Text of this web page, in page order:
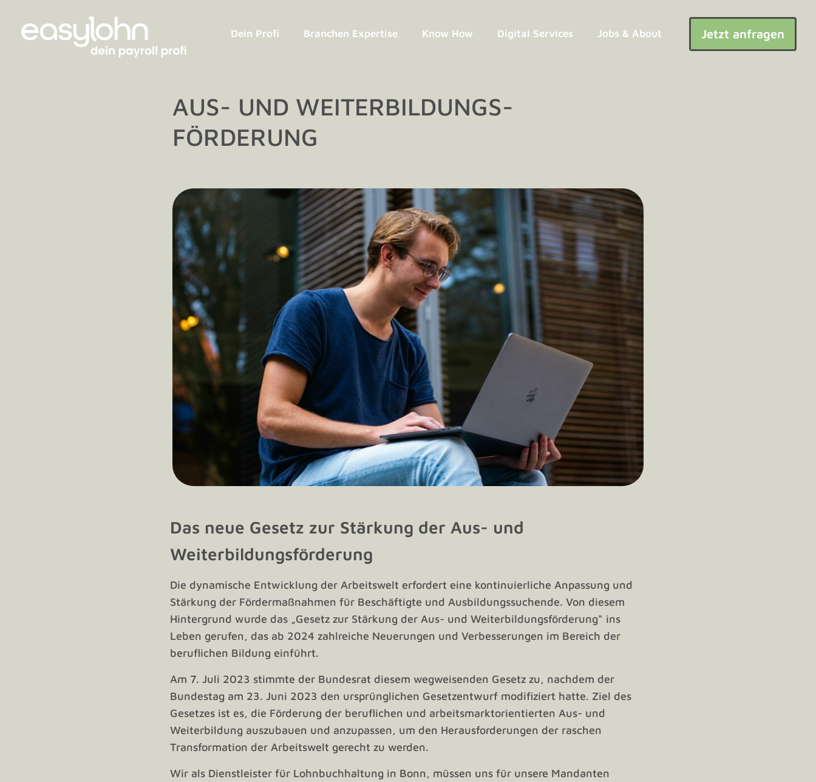
Dein Profi Branchen Expertise Know How Digital Services Jobs & About Jetzt anfragen
AUS- UND WEITERBILDUNGS­
FÖRDERUNG
Das neue Gesetz zur Stärkung der Aus- und
Weiterbildungsförderung
Die dynamische Entwicklung der Arbeitswelt erfordert eine kontinuierliche Anpassung und
Stärkung der Fördermaßnahmen für Beschäftigte und Ausbildungssuchende. Von diesem
Hintergrund wurde das „Gesetz zur Stärkung der Aus- und Weiterbildungsförderung“ ins
Leben gerufen, das ab 2024 zahlreiche Neuerungen und Verbesserungen im Bereich der
beruflichen Bildung einführt.
Am 7. Juli 2023 stimmte der Bundesrat diesem wegweisenden Gesetz zu, nachdem der
Bundestag am 23. Juni 2023 den ursprünglichen Gesetzentwurf modifiziert hatte. Ziel des
Gesetzes ist es, die Förderung der beruflichen und arbeitsmarktorientierten Aus- und
Weiterbildung auszubauen und anzupassen, um den Herausforderungen der raschen
Transformation der Arbeitswelt gerecht zu werden.
Wir als Dienstleister für Lohnbuchhaltung in Bonn, müssen uns für unsere Mandanten